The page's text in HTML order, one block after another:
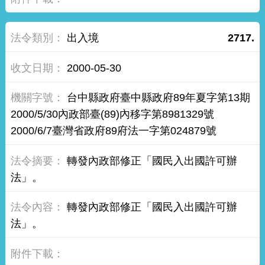
2717.
出入境
2000-05-30
台中縣政府臺中縣政府89年夏字第13期
2000/5/30內政部臺(89)內移字第8981329號
2000/6/7臺灣省政府89府法一字第024879號
轉發內政部修正「國民入出國許可辦
法」。
轉發內政部修正「國民入出國許可辦
法」。